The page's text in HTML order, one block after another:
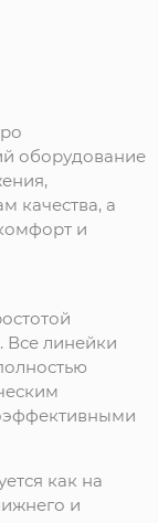
оборудование
качества, а
и
Все линейки
как на
и